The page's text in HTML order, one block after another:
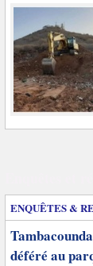
ENQUÊTES &
déféré au